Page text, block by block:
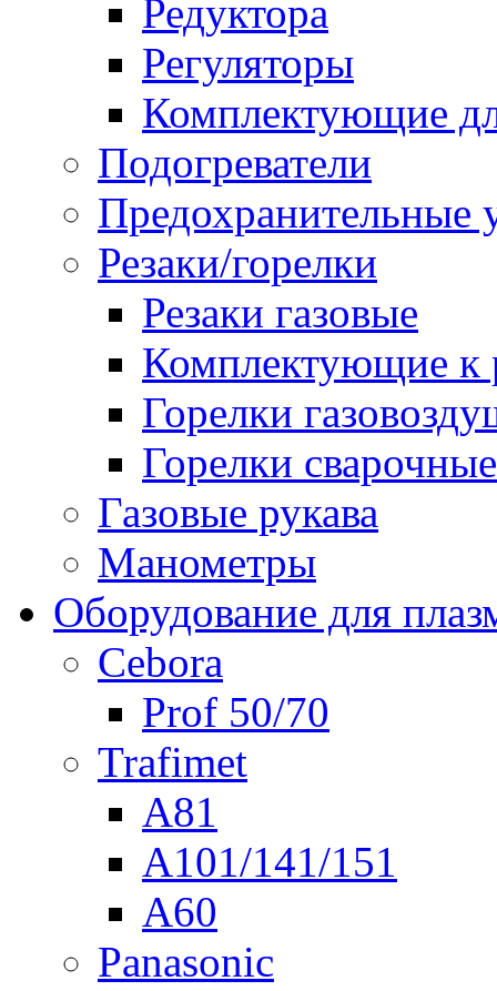
Редуктора
Регуляторы
Комплектующие
Подогреватели
Предохранительные
Резаки/горелки
Резаки газовые
Комплектующие к
Горелки
Горелки сварочные
Газовые рукава
Манометры
Оборудование для
Cebora
Prof 50/70
Trafimet
A81
A101/141/151
A60
Panasonic